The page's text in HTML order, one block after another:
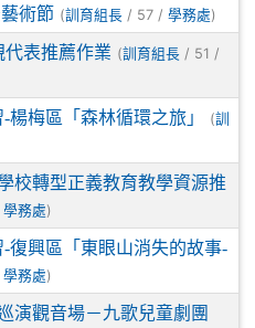
術節 (訓育組長 / 57 / 學務處)
代表推薦作業 (訓育組長 / 51 /
楊梅區「森林循環之旅」 (訓
校轉型正義教育教學資源推
學務處)
復興區「東眼山消失的故事-
學務處)
演觀音場－九歌兒童劇團